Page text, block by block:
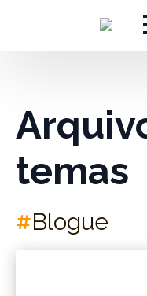
temas
Blogue